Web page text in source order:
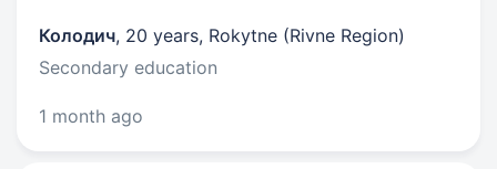
Колодич, 20 years, Rokytne (Rivne Region)
Secondary education
1 month ago